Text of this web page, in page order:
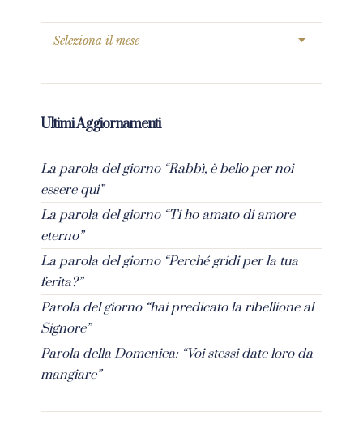
Ultimi Aggiornamenti
La parola del giorno “Rabbì, è bello per noi
essere qui”
La parola del giorno “Ti ho amato di amore
eterno”
La parola del giorno “Perché gridi per la tua
ferita?”
Parola del giorno “hai predicato la ribellione al
Signore”
Parola della Domenica: “Voi stessi date loro da
mangiare”